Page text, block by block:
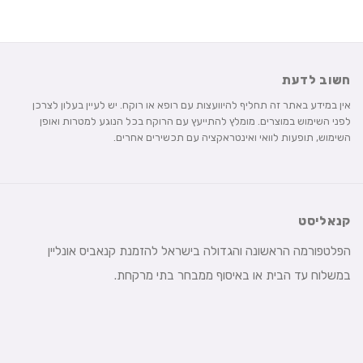
חשוב לדעת
אין במידע באתר זה תחליף להיוועצות עם רופא או רוקח. יש לעיין בעלון לצרכן
לפני השימוש במוצרים. מומלץ להתייעץ עם הרוקח בכל הנוגע למטרות ואופן
השימוש, תופעות לוואי ואינטראקציה עם תכשירים אחרים.
קנאליסט
הפלטפורמה הראשונה והגדולה בישראל להזמנת קנאביס אונליין
במשלוח עד הבית או באיסוף ממבחר בתי מרקחת.